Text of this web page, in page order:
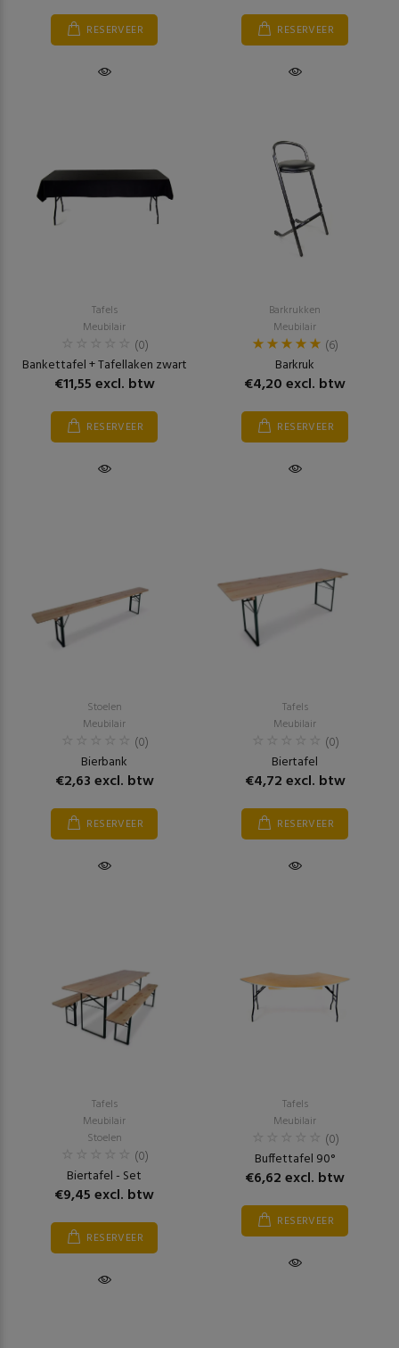
RESERVEER RESERVEER
Tafels
Meubilair
(0)
Bankettafel + Tafellaken zwart
€11,55 excl. btw
RESERVEER
Barkrukken
Meubilair
(6)
Barkruk
€4,20 excl. btw
RESERVEER
Stoelen
Meubilair
(0)
Bierbank
€2,63 excl. btw
RESERVEER
Tafels
Meubilair
(0)
Biertafel
€4,72 excl. btw
RESERVEER
Tafels
Meubilair
Stoelen
(0)
Biertafel - Set
€9,45 excl. btw
RESERVEER
Tafels
Meubilair
(0)
Buffettafel 90°
€6,62 excl. btw
RESERVEER